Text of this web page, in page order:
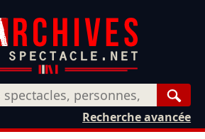
Recherche avancée